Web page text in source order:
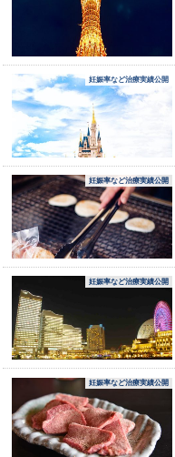
妊娠率など治療実績公開
妊娠率など治療実績公開
妊娠率など治療実績公開
妊娠率など治療実績公開